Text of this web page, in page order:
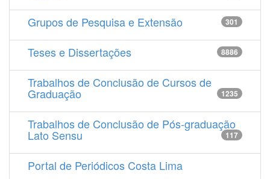
Grupos de Pesquisa e Extensão 301
Teses e Dissertações 8886
Trabalhos de Conclusão de Cursos de
Graduação 1235
Trabalhos de Conclusão de Pós-graduação
Lato Sensu 117
Portal de Periódicos Costa Lima